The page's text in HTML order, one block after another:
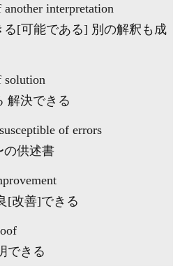
another interpretation
る[可能である] 別の解釈も成
solution
解決できる
of errors
の供述書
[改善]できる
できる